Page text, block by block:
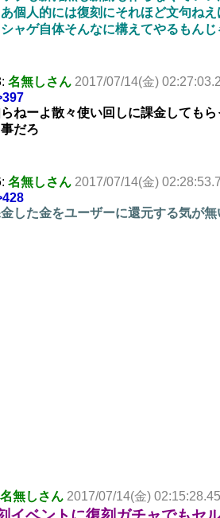
あ個人的には復刻にそれほど文句ね
シャゲ自体そんなに構えてやるもん
名無しさん 2017/07/14(金)
ねーよ散々使い回しに課金しても
だろ
名無しさん 2017/07/14(金)
した金をユーザーに還元する気が
名無しさん 2017/07/14(金) 02:15:28.45